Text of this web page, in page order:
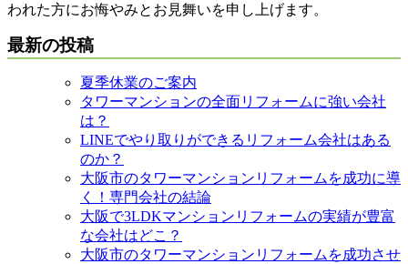
われた方にお悔やみとお見舞いを申し上げます。
最新の投稿
夏季休業のご案内
タワーマンションの全面リフォームに強い会社
は？
LINEでやり取りができるリフォーム会社はある
のか？
大阪市のタワーマンションリフォームを成功に導
く！専門会社の結論
大阪で3LDKマンションリフォームの実績が豊富
な会社はどこ？
大阪市のタワーマンションリフォームを成功させ